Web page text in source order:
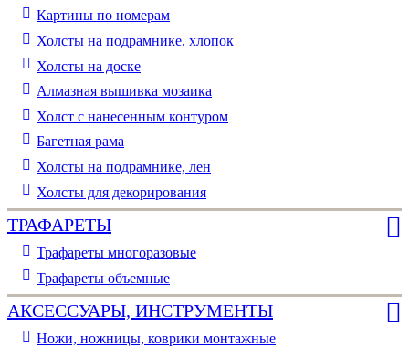
Картины по номерам
Холсты на подрамнике, хлопок
Холсты на доске
Алмазная вышивка мозаика
Холст с нанесенным контуром
Багетная рама
Холсты на подрамнике, лен
Холсты для декорирования
ТРАФАРЕТЫ
Трафареты многоразовые
Трафареты объемные
АКСЕССУАРЫ, ИНСТРУМЕНТЫ
Ножи, ножницы, коврики монтажные